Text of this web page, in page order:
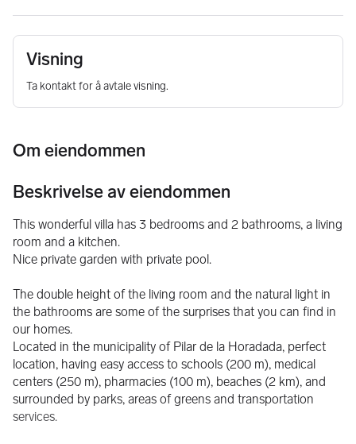
Visning
Ta kontakt for å avtale visning.
Om eiendommen
Beskrivelse av eiendommen
This wonderful villa has 3 bedrooms and 2 bathrooms, a living
room and a kitchen.
Nice private garden with private pool.
The double height of the living room and the natural light in
the bathrooms are some of the surprises that you can find in
our homes.
Located in the municipality of Pilar de la Horadada, perfect
location, having easy access to schools (200 m), medical
centers (250 m), pharmacies (100 m), beaches (2 km), and
surrounded by parks, areas of greens and transportation
services.